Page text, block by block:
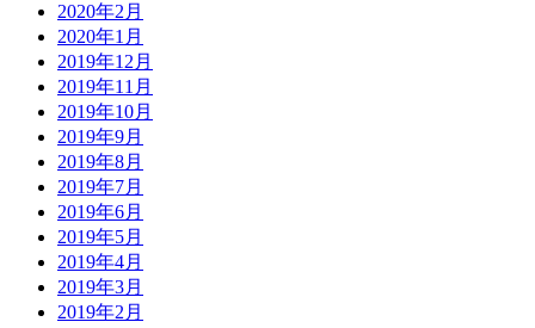
2020年2月
2020年1月
2019年12月
2019年11月
2019年10月
2019年9月
2019年8月
2019年7月
2019年6月
2019年5月
2019年4月
2019年3月
2019年2月